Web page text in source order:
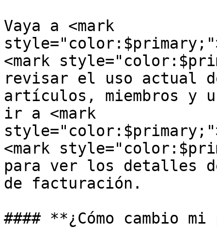
Vaya a <mark
<mark
revisar el uso actual
artículos, miembros y
ir a <mark
<mark
para ver los detalles
de facturación.
#### **¿Cómo cambio